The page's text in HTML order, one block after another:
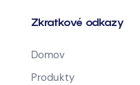
Zkratkové odkazy
Domov
Produkty